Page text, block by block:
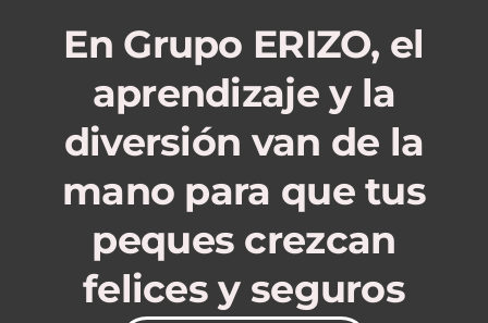
En Grupo ERIZO, el
aprendizaje y la
diversión van de la
mano para que tus
peques crezcan
felices y seguros